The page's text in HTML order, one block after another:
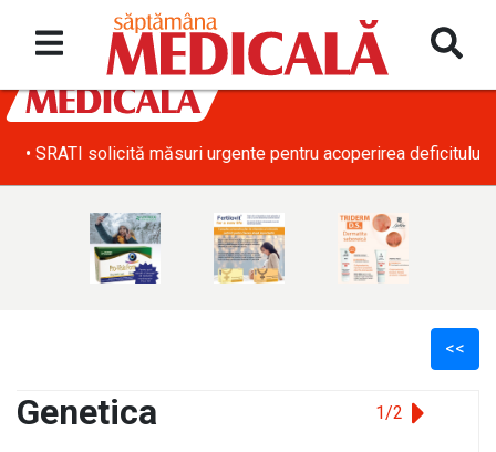
• SRATI solicită măsuri urgente pentru acoperirea
<<
Genetica 1/2